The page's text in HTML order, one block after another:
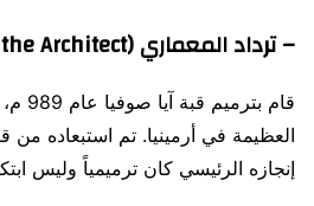
– ترداد المعماري (Trdat the Architect)
قام
إنجازه الرئيسي كان ترميمياً وليس